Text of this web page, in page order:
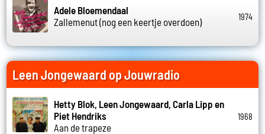
Adele Bloemendaal
Zallemenut (nog een keertje overdoen)
1974
Leen Jongewaard op Jouwradio
Hetty Blok, Leen Jongewaard, Carla Lipp en
Piet Hendriks
Aan de trapeze
1968